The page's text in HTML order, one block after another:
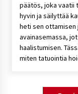
päätös, joka vaatii
hyvin ja säilyttää
heti sen ottamisen
avainasemassa,
haalistumisen.
miten tatuointia